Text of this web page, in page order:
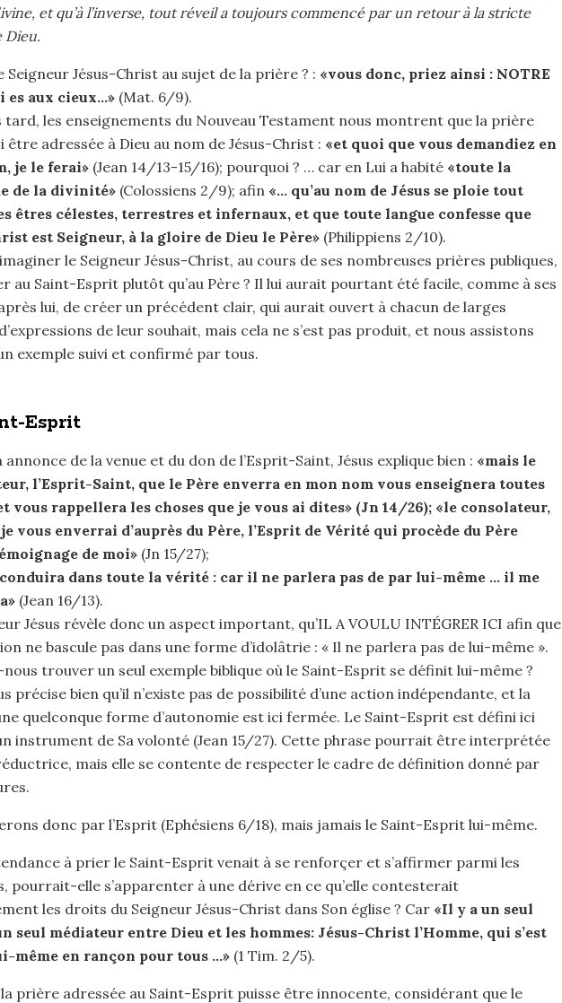
et qu’à l’inverse, tout réveil a toujours commencé par un retour à la stricte
Dieu.
Seigneur Jésus-Christ au sujet de la prière ? : «vous donc, priez ainsi : NOTRE
es aux cieux…»(Mat. 6/9).
tard, les enseignements du Nouveau Testament nous montrent que la prière
être adressée à Dieu au nom de Jésus-Christ : «et quoi que vous demandiez en
je le ferai»(Jean 14/13-15/16); pourquoi ? … car en Lui a habité «toute la
de la divinité»(Colossiens 2/9); afin «… qu’au nom de Jésus se ploie tout
êtres célestes, terrestres et infernaux, et que toute langue confesse que
est Seigneur, à la gloire de Dieu le Père»(Philippiens 2/10).
le Seigneur Jésus-Christ, au cours de ses nombreuses prières publiques,
au Saint-Esprit plutôt qu’au Père ? Il lui aurait pourtant été facile, comme à ses
lui, de créer un précédent clair, qui aurait ouvert à chacun de larges
de leur souhait, mais cela ne s’est pas produit, et nous assistons
exemple suivi et confirmé par tous.
Esprit
annonce de la venue et du don de l’Esprit-Saint, Jésus explique bien : «mais le
l’Esprit-Saint, que le Père enverra en mon nom vous enseignera toutes
vous rappellera les choses que je vous ai dites» (Jn 14/26); «le consolateur,
vous enverrai d’auprès du Père, l’Esprit de Vérité qui procède du Père
de moi»(Jn 15/27);
dans toute la vérité : car il ne parlera pas de par lui-même … il me
(Jean 16/13).
Jésus révèle donc un aspect important, qu’IL A VOULU INTÉGRER ICI afin que
ne bascule pas dans une forme d’idolâtrie : « Il ne parlera pas de lui-même ».
nous trouver un seul exemple biblique où le Saint-Esprit se définit lui-même ?
précise bien qu’il n’existe pas de possibilité d’une action indépendante, et la
quelconque forme d’autonomie est ici fermée. Le Saint-Esprit est défini ici
instrument de Sa volonté (Jean 15/27). Cette phrase pourrait être interprétée
mais elle se contente de respecter le cadre de définition donné par
donc par l’Esprit (Ephésiens 6/18), mais jamais le Saint-Esprit lui-même.
à prier le Saint-Esprit venait à se renforçer et s’affirmer parmi les
pourrait-elle s’apparenter à une dérive en ce qu’elle contesterait
les droits du Seigneur Jésus-Christ dans Son église ? Car «Il y a un seul
seul médiateur entre Dieu et les hommes: Jésus-Christ l’Homme, qui s’est
même en rançon pour tous …»(1 Tim. 2/5).
la prière adressée au Saint-Esprit puisse être innocente, considérant que le